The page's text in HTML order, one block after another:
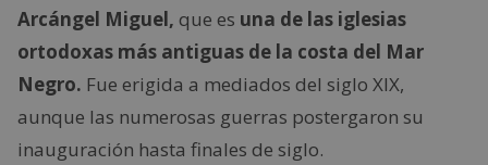
Arcángel Miguel, que es una de las iglesias
ortodoxas más antiguas de la costa del Mar
Negro. Fue erigida a mediados del siglo XIX,
aunque las numerosas guerras postergaron su
inauguración hasta finales de siglo.